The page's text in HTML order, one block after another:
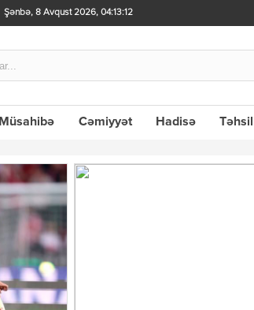
Şənbə, 8 Avqust 2026, 04:13:13
Müsahibə Cəmiyyət Hadisə Təhsil